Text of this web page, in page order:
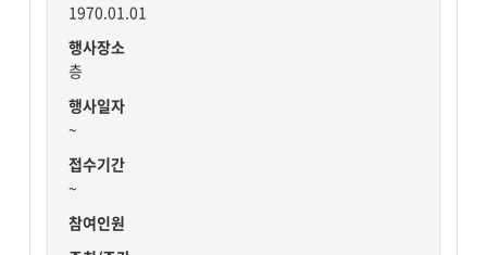
1970.01.01
행사장소
층
행사일자
~
접수기간
~
참여인원